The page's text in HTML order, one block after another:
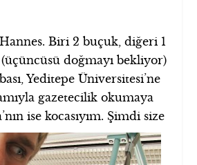
Biri 2 buçuk, diğeri 1
doğmayı bekliyor)
Yeditepe Üniversitesi’ne
gazetecilik okumaya
ise kocasıyım. Şimdi size